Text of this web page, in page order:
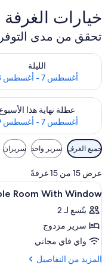
خيارات الغرفة
تحقق من مدى التوفر
الليلة
أغسطس 7 - أغسطس 8
تحقق من مدى التوفر لليلة
عطلة نهاية هذا
أغسطس 7 - أغسطس 9
تحقق من مدى التوفر لعطلة
عوامل
التصفية
المتاحة
للغرف
جميع الغرف سرير واحد سريران
عرض 15 من 15 غرفةً
استعراض
جميع
صور
Deluxe
Double
Room
4
Room With Window
يتّسع لـ 2
سرير مزدوج
واي فاي مجاني
المزيد من التفاصيل
المزيد